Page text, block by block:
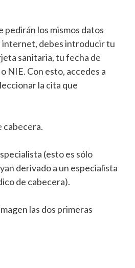
pedirán los mismos datos
internet, debes introducir tu
sanitaria, tu fecha de
NIE. Con esto, accedes a
la cita que
cabecera.
(esto es sólo
derivado a un especialista
de cabecera).
las dos primeras